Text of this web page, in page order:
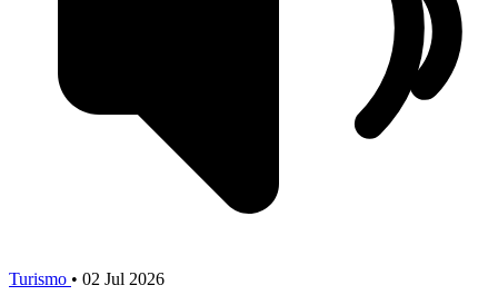
Turismo • 02 Jul 2026